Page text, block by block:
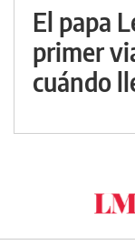
El papa
primer
cuándo